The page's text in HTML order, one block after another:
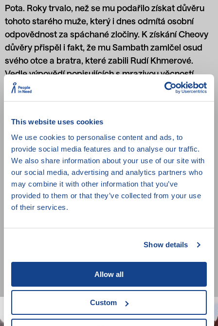
This website uses cookies
We use cookies to personalise content and ads, to
provide social media features and to analyse our traffic.
We also share information about your use of our site with
our social media, advertising and analytics partners who
may combine it with other information that you’ve
provided to them or that they’ve collected from your use
of their services.
Show details
Allow all
Custom
Pota. Roky trvalo, než se mu podařilo získat důvěru
tohoto starého muže, který i dnes odmítá osobní
odpovědnost za spáchané zločiny. K získání Cheovy
důvěry přispěl i fakt, že mu Sambath zamlčel osud
svého otce a bratra, které zabili Rudí Khmerové.
Vedle výpovědí popisujících s mrazivou věcností
detaily brutálního vraždění kambodžských civilistů
se ve filmu, jež ve spolupráci s novinářem natočil
řadou unikátních archivních záběrů a zajímavými
informacemi o jednom z nejkrvavějších režimů v
historii.
Režie:Rob Lemkin, Thet Sambath
Země původu:Kambodža, Spojené království